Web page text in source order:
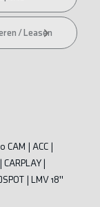
/ Leasen
CAM | ACC |
CARPLAY |
| LMV 18''